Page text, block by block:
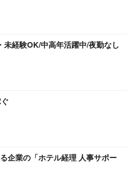
経験OK/中高年活躍中/夜勤なし
企業の「ホテル経理 人事サポー